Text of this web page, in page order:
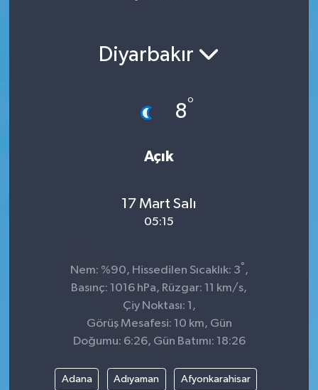
Diyarbakır
8°
Açık
17 Mart Salı
05:15
Nem: %90, Hissedilen Sıcaklık: 3° ,
Basınç: 1016 hPa, Rüzgar: 11 km/s,
Çiy Noktası: 1,
Görüş Mesafesi: 10 km, Gün
Doğumu: 6:26, Gün Batımı: 18:26
Adana Adıyaman Afyonkarahisar